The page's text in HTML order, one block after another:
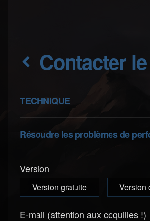
Contacter
TECHNIQUE
Résoudre les problèmes de
Version
Version gratuite Version
E-mail (attention aux coquilles !)